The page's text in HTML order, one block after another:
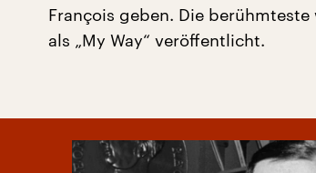
François geben. Die
als „My Way“ veröffentlicht.